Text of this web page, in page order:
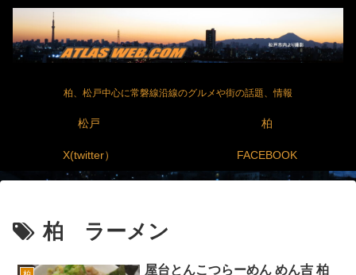
柏、松戸中心に常磐線沿線のグルメや街の話題、情報
松戸 柏
X(twitter） FACEBOOK
柏 ラーメン
屋台とんこつらーめん めん吉 柏